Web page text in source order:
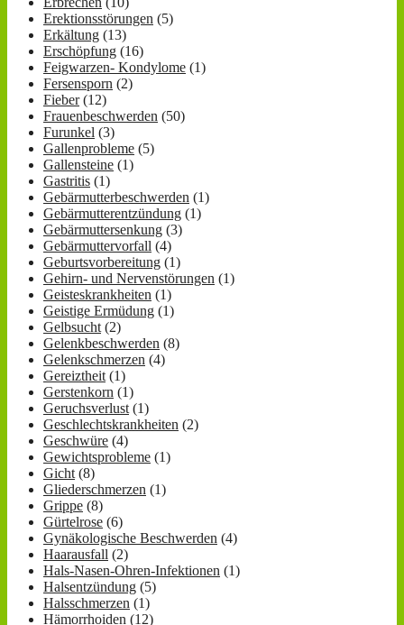
Erektionsstörungen (5)
Erkältung (13)
Erschöpfung (16)
Feigwarzen- Kondylome (1)
Fersensporn (2)
Fieber(12)
Frauenbeschwerden (50)
Furunkel (3)
Gallenprobleme (5)
Gallensteine (1)
Gastritis (1)
Gebärmutterbeschwerden (1)
Gebärmutterentzündung (1)
Gebärmuttersenkung (3)
Gebärmuttervorfall (4)
Geburtsvorbereitung (1)
Gehirn- und Nervenstörungen (1)
Geisteskrankheiten (1)
Geistige Ermüdung (1)
Gelbsucht (2)
Gelenkbeschwerden (8)
Gelenkschmerzen (4)
Gereiztheit (1)
Gerstenkorn (1)
Geruchsverlust (1)
Geschlechtskrankheiten (2)
Geschwüre (4)
Gewichtsprobleme (1)
Gicht (8)
Gliederschmerzen (1)
Grippe (8)
Gürtelrose (6)
Gynäkologische Beschwerden (4)
Haarausfall (2)
Hals-Nasen-Ohren-Infektionen (1)
Halsentzündung (5)
Halsschmerzen (1)
Hämorrhoiden (12)